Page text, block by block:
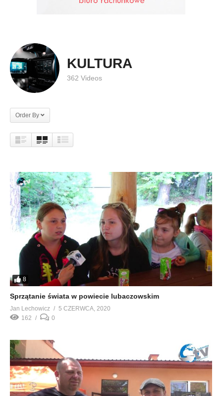
KULTURA
362 Videos
Order By
8
Sprzątanie świata w powiecie lubaczowskim
Jan Lechowicz
5 CZERWCA, 2020
162
0